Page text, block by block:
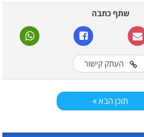
שתף כתבה
העתק קישור
תוכן הבא